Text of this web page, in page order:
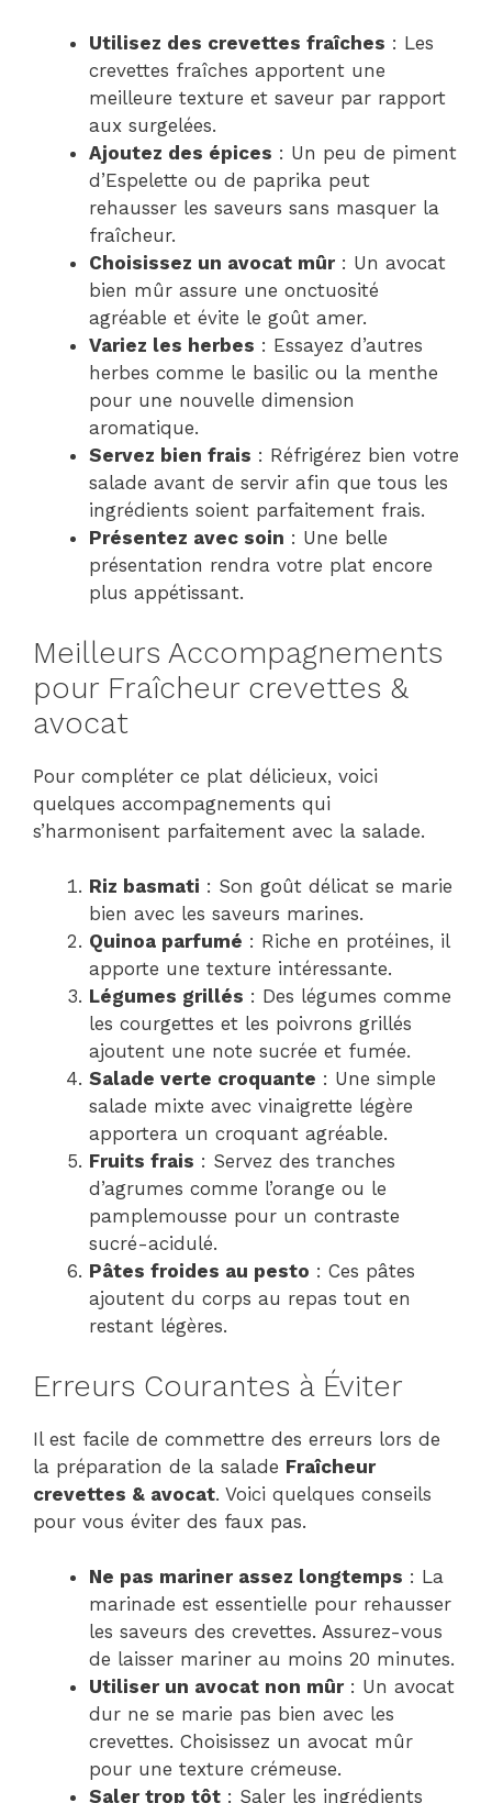
Utilisez des crevettes fraîches : Les
crevettes fraîches apportent une
meilleure texture et saveur par rapport
aux surgelées.
Ajoutez des épices : Un peu de piment
d’Espelette ou de paprika peut
rehausser les saveurs sans masquer la
fraîcheur.
Choisissez un avocat mûr: Un avocat
bien mûr assure une onctuosité
agréable et évite le goût amer.
Variez les herbes : Essayez d’autres
herbes comme le basilic ou la menthe
pour une nouvelle dimension
aromatique.
Servez bien frais : Réfrigérez bien votre
salade avant de servir afin que tous les
ingrédients soient parfaitement frais.
Présentez avec soin : Une belle
présentation rendra votre plat encore
plus appétissant.
Meilleurs Accompagnements
pour Fraîcheur crevettes &
avocat
Pour compléter ce plat délicieux, voici
quelques accompagnements qui
s’harmonisent parfaitement avec la salade.
Riz basmati : Son goût délicat se marie
bien avec les saveurs marines.
Quinoa parfumé : Riche en protéines, il
apporte une texture intéressante.
Légumes grillés : Des légumes comme
les courgettes et les poivrons grillés
ajoutent une note sucrée et fumée.
Salade verte croquante : Une simple
salade mixte avec vinaigrette légère
apportera un croquant agréable.
Fruits frais : Servez des tranches
d’agrumes comme l’orange ou le
pamplemousse pour un contraste
sucré-acidulé.
Pâtes froides au pesto : Ces pâtes
ajoutent du corps au repas tout en
restant légères.
Erreurs Courantes à Éviter
Il est facile de commettre des erreurs lors de
la préparation de la salade Fraîcheur
crevettes & avocat. Voici quelques conseils
pour vous éviter des faux pas.
Ne pas mariner assez longtemps : La
marinade est essentielle pour rehausser
les saveurs des crevettes. Assurez-vous
de laisser mariner au moins 20 minutes.
Utiliser un avocat non mûr: Un avocat
dur ne se marie pas bien avec les
crevettes. Choisissez un avocat mûr
pour une texture crémeuse.
Saler trop tôt : Saler les ingrédients